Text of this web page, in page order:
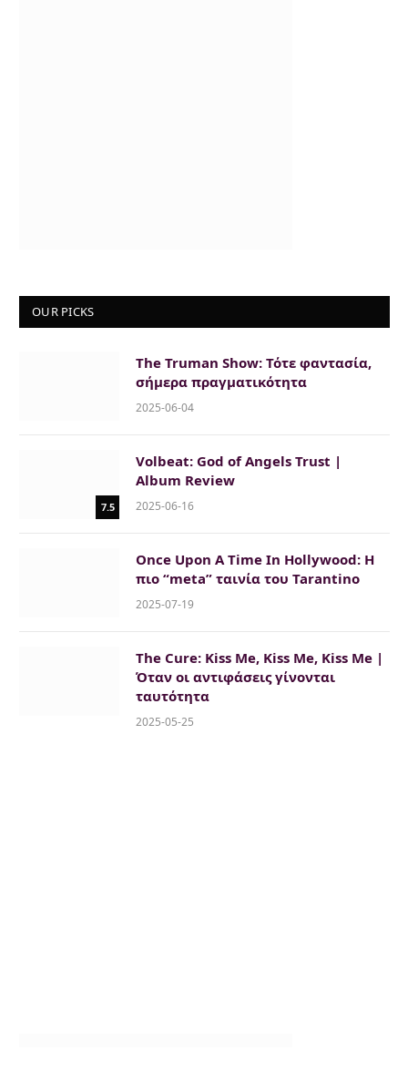
OUR PICKS
The Truman Show: Τότε φαντασία,
σήμερα πραγματικότητα
2025-06-04
7.5
Volbeat: God of Angels Trust |
Album Review
2025-06-16
Once Upon A Time In Hollywood: Η
πιο “meta” ταινία του Tarantino
2025-07-19
The Cure: Kiss Me, Kiss Me, Kiss Me |
Όταν οι αντιφάσεις γίνονται
ταυτότητα
2025-05-25